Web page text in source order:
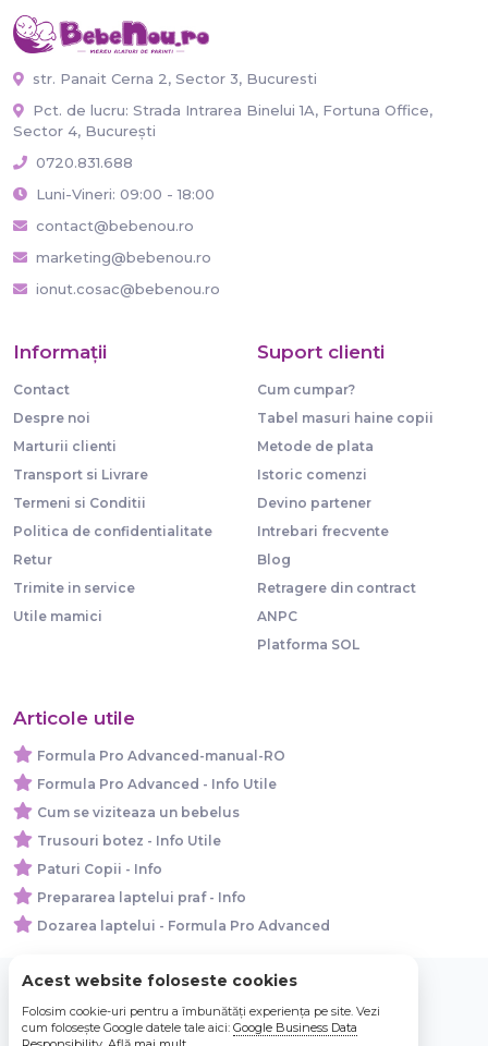
str. Panait Cerna 2, Sector 3, Bucuresti
Pct. de lucru: Strada Intrarea Binelui 1A, Fortuna Office,
Sector 4, București
0720.831.688
Luni-Vineri: 09:00 - 18:00
contact@bebenou.ro
marketing@bebenou.ro
ionut.cosac@bebenou.ro
Informaţii
Contact
Despre noi
Marturii clienti
Transport si Livrare
Termeni si Conditii
Politica de confidentialitate
Retur
Trimite in service
Utile mamici
Suport clienti
Cum cumpar?
Tabel masuri haine copii
Metode de plata
Istoric comenzi
Devino partener
Intrebari frecvente
Blog
Retragere din contract
ANPC
Platforma SOL
Articole utile
Formula Pro Advanced-manual-RO
Formula Pro Advanced - Info Utile
Cum se viziteaza un bebelus
Trusouri botez - Info Utile
Paturi Copii - Info
Prepararea laptelui praf - Info
Dozarea laptelui - Formula Pro Advanced
© 2026 Bebe Nou Online Store SRL
Acest website foloseste cookies
Folosim cookie-uri pentru a îmbunătăți experiența pe site. Vezi
cum folosește Google datele tale aici: Google Business Data